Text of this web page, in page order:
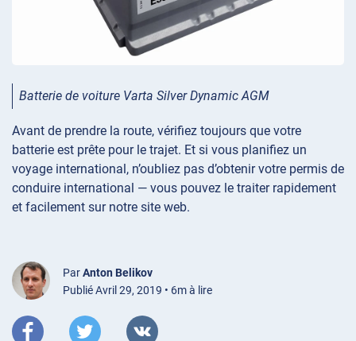
Batterie de voiture Varta Silver Dynamic AGM
Avant de prendre la route, vérifiez toujours que votre
batterie est prête pour le trajet. Et si vous planifiez un
voyage international, n’oubliez pas d’obtenir votre permis de
conduire international — vous pouvez le traiter rapidement
et facilement sur notre site web.
ParAnton Belikov
Publié Avril 29, 2019 • 6m à lire